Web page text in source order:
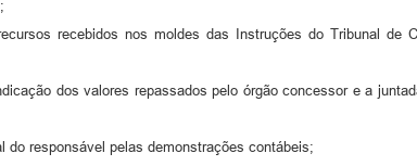
recebidos nos moldes das Instruções do Tribunal
dos valores repassados pelo órgão concessor e a
do responsável pelas demonstrações contábeis;